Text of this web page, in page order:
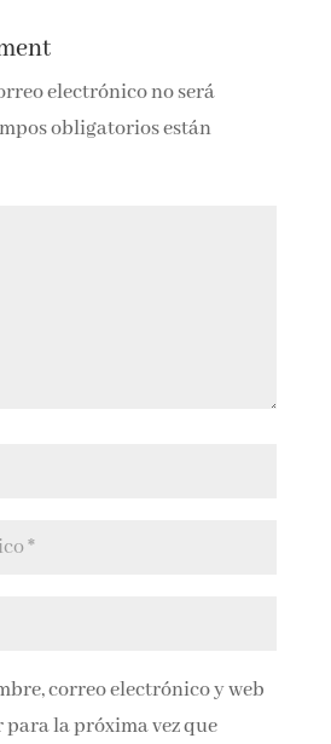
electrónico no será
obligatorios están
correo electrónico y